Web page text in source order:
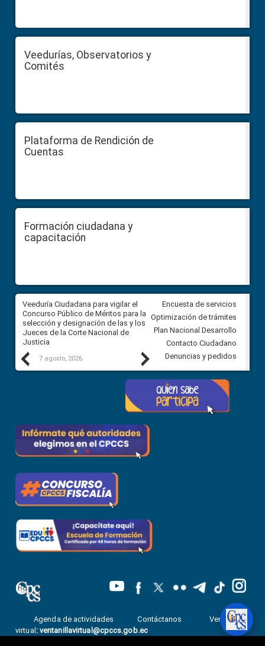
Veedurías, Observatorios y
Comités
Plataforma de Rendición de
Cuentas
Formación ciudadana y
capacitación
Previous
Veeduría Ciudadana para vigilar el
Concurso Público de Méritos para la
selección y designación de las y los
Jueces de la Corte Nacional de
Justicia
7 agosto, 2026
Veeduría para realizar el
seguimiento de la gestión
Autónomo Descentralizado
parroquial rural de Calacalí
6 agosto, 2026
Next
Encuesta de servicios
Optimización de trámites
Plan Nacional Desarrollo
Contacto Ciudadano
Denuncias y pedidos
Agenda de actividades Contáctanos
Ventanilla
virtual: ventanillavirtual@cpccs.gob.ec